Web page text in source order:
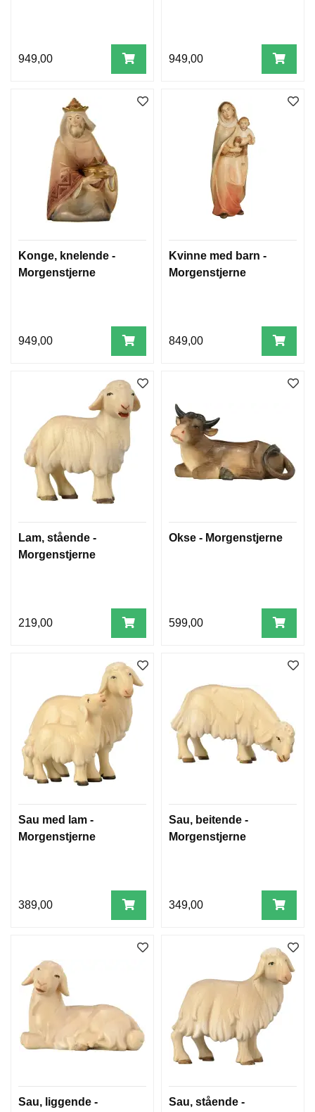
949,00 949,00
Konge, knelende -
Morgenstjerne
949,00
Kvinne med barn -
Morgenstjerne
849,00
Lam, stående -
Morgenstjerne
219,00
Okse - Morgenstjerne
599,00
Sau med lam -
Morgenstjerne
389,00
Sau, beitende -
Morgenstjerne
349,00
Sau, liggende -
Sau, stående -